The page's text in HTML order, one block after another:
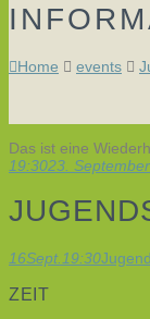
Home events
Das ist eine
19:3023.
16Sept. 19:30
ZEIT